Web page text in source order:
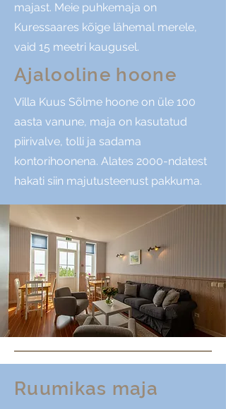
majast. Meie puhkemaja on
Kuressaares kõige lähemal merele,
vaid 15 meetri kaugusel.
Ajalooline hoone
Villa Kuus Sõlme hoone on üle 100
aasta vanune, maja on kasutatud
piirivalve, tolli ja sadama
kontorihoonena. Alates 2000-ndatest
hakati siin majutusteenust pakkuma.
Ruumikas maja